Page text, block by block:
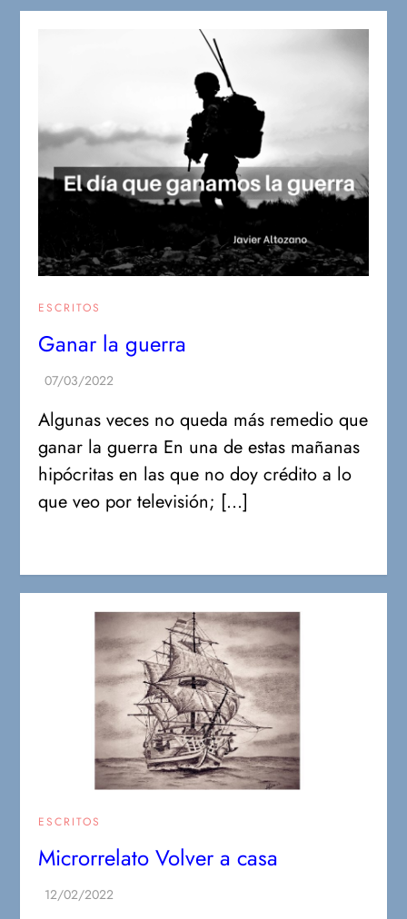
ESCRITOS
Ganar la guerra
Algunas veces no queda más remedio que
ganar la guerra En una de estas mañanas
hipócritas en las que no doy crédito a lo
que veo por televisión; […]
ESCRITOS
Microrrelato Volver a casa